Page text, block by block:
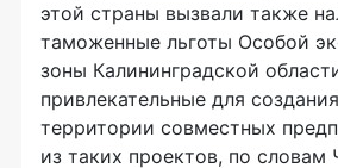
этой страны вызвали также
таможенные льготы Особой
зоны Калининградской
привлекательные для
территории совместных
из таких проектов, по словам